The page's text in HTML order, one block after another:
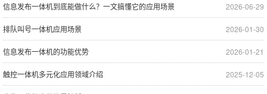
2026-06-29
信息发布一体机到底能做什么？一文搞懂它的应用场景
2026-01-30
排队叫号一体机应用场景
2026-01-21
信息发布一体机的功能优势
2025-12-05
触控一体机多元化应用领域介绍